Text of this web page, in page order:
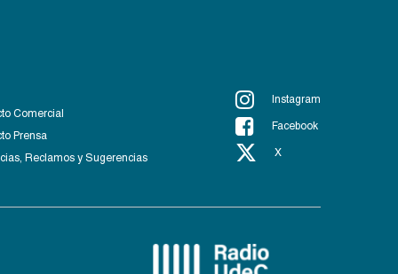
Comercial
Prensa
Reclamos y Sugerencias
Instagram
Facebook
X